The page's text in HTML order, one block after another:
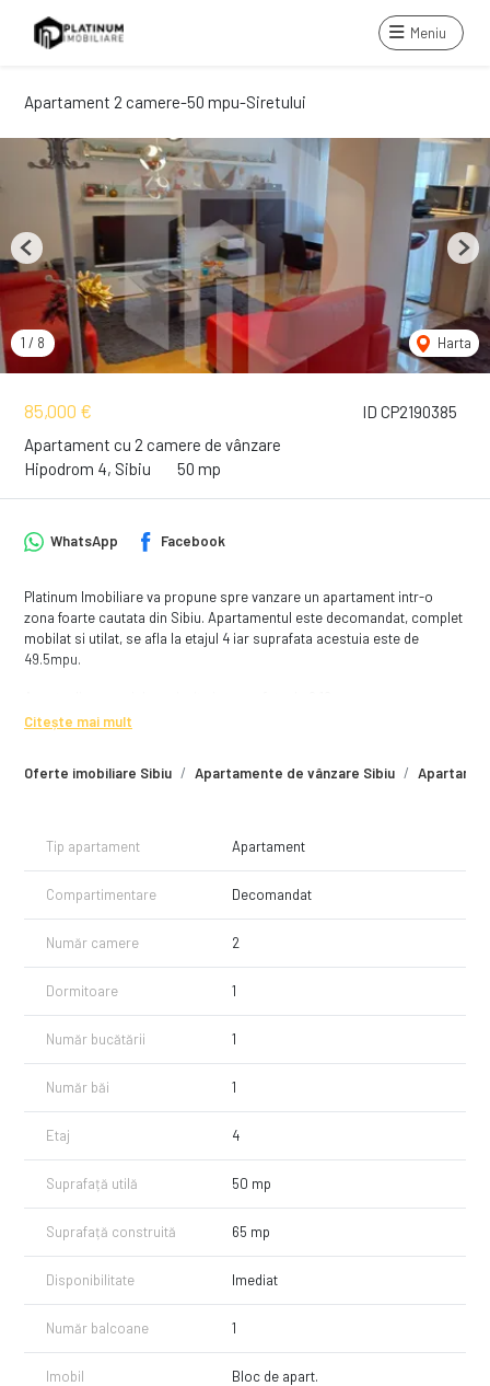
Meniu
Apartament 2 camere-50 mpu-Siretului
ID CP2190385
85,000 €
Apartament cu 2 camere de vânzare
Hipodrom 4, Sibiu
50 mp
1 / 8 Harta
Previous Next
Oferte imobiliare Sibiu Apartamente de vânzare Sibiu
WhatsApp Facebook
Platinum Imobiliare va propune spre vanzare un apartament intr-o
zona foarte cautata din Sibiu. Apartamentul este decomandat, complet
mobilat si utilat, se afla la etajul 4 iar suprafata acestuia este de
49.5mpu.
Apartamentul este compartimentat astfel: hol, dormitor, living cu
Botezatorul. De asemenea, se afla in apropiere o statie de taxi si mai
Caracteristici
Suprafata pivnita: 9,18 mp
Compartimentare: decomandat
Specificatii
Bloc izolat termic
Parchet din bambus
Mobila moderna + TV
Pentru mai multe detalii sau o vizionare nu ezitati sa ma contactati la
0774654552 - Macrea Stefan mentionand CP2190385.
Citește mai mult
Tip apartament Apartament
Compartimentare Decomandat
Număr camere 2
Dormitoare 1
Număr bucătării 1
Număr băi 1
Etaj 4
Suprafață utilă 50 mp
Suprafață construită 65 mp
Disponibilitate Imediat
Număr balcoane 1
Imobil Bloc de apart.